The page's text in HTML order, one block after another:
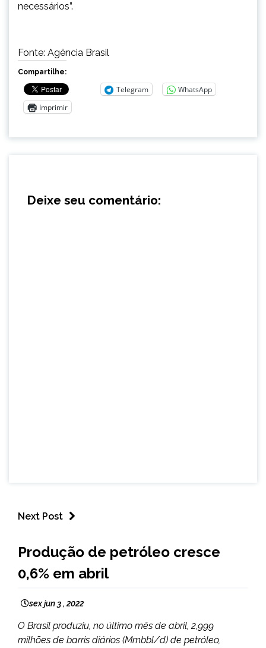
necessários”.
Fonte: Agência Brasil
Compartilhe:
Telegram
WhatsApp
Imprimir
Deixe seu comentário:
Next Post
NOTÍCIAS
Produção de petróleo cresce
0,6% em abril
sex jun 3 , 2022
O Brasil produziu, no último mês de abril, 2,999
milhões de barris diários (Mmbbl/d) de petróleo,